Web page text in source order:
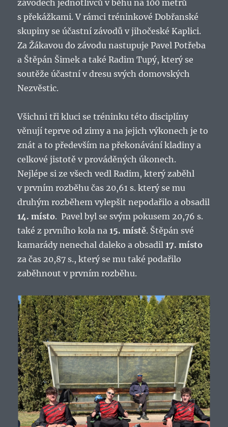
závodech jednotlivců v běhu na 100 metrů
s překážkami. V rámci tréninkové Dobřanské
skupiny se účastní závodů v jihočeské Kaplici.
Za Žákavou do závodu nastupuje Pavel Potřeba
a Štěpán Šimek a také Radim Tupý, který se
soutěže účastní v dresu svých domovských
Nezvěstic.
Všichni tři kluci se tréninku této disciplíny
věnují teprve od zimy a na jejich výkonech je to
znát a to především na překonávání kladiny a
celkové jistotě v prováděných úkonech.
Nejlépe si ze všech vedl Radim, který zaběhl
v prvním rozběhu čas 20,61 s. který se mu
druhým rozběhem vylepšit nepodařilo a obsadil
14. místo. Pavel byl se svým pokusem 20,76 s.
také z prvního kola na15. místě. Štěpán své
kamarády nenechal daleko a obsadil17. místo
za čas 20,87 s., který se mu také podařilo
zaběhnout v prvním rozběhu.